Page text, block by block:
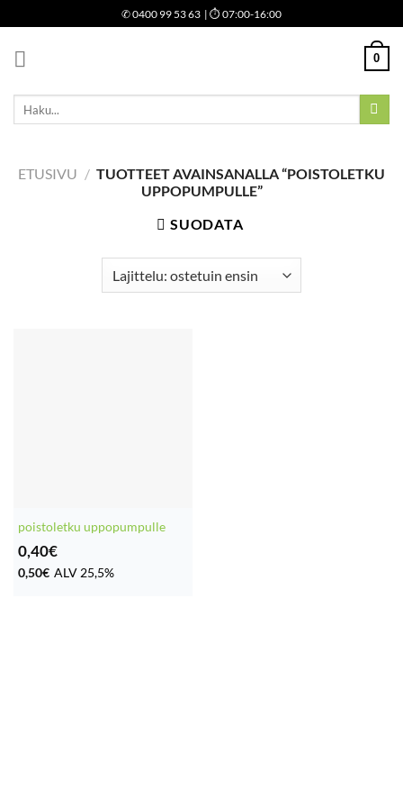
to
content
✆0400 99 53 63 | ⏱ 07:00-16:00
0
Etsi:
ETUSIVU / TUOTTEET AVAINSANALLA “POISTOLETKU
UPPOPUMPULLE”
SUODATA
poistoletku uppopumpulle
0,40€
0,50€ ALV 25,5%